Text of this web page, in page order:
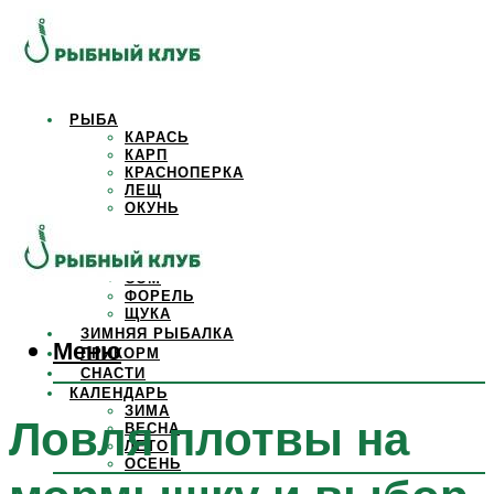
РЫБА
КАРАСЬ
КАРП
КРАСНОПЕРКА
ЛЕЩ
ОКУНЬ
САЗАН
СОМ
ФОРЕЛЬ
ЩУКА
ЗИМНЯЯ РЫБАЛКА
ПРИКОРМ
СНАСТИ
КАЛЕНДАРЬ
ЗИМА
ВЕСНА
ЛЕТО
ОСЕНЬ
Меню
Ловля плотвы на